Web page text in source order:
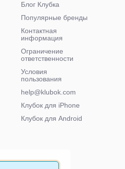
Блог Клубка
Популярные бренды
Контактная
информация
Ограничение
ответственности
Условия
пользования
help@klubok.com
Клубок для iPhone
Клубок для Android